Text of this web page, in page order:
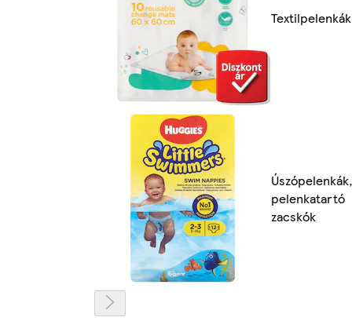
Textilpelenkák
Úszópelenkák,
pelenkatartó
zacskók